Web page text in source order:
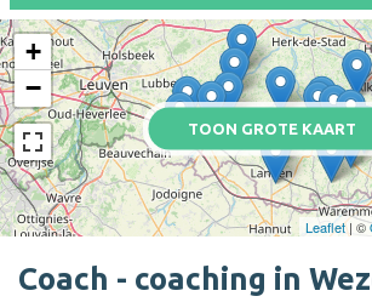
TOON GROTE KAART
+
−
Leaflet| ©
Coach - coaching in